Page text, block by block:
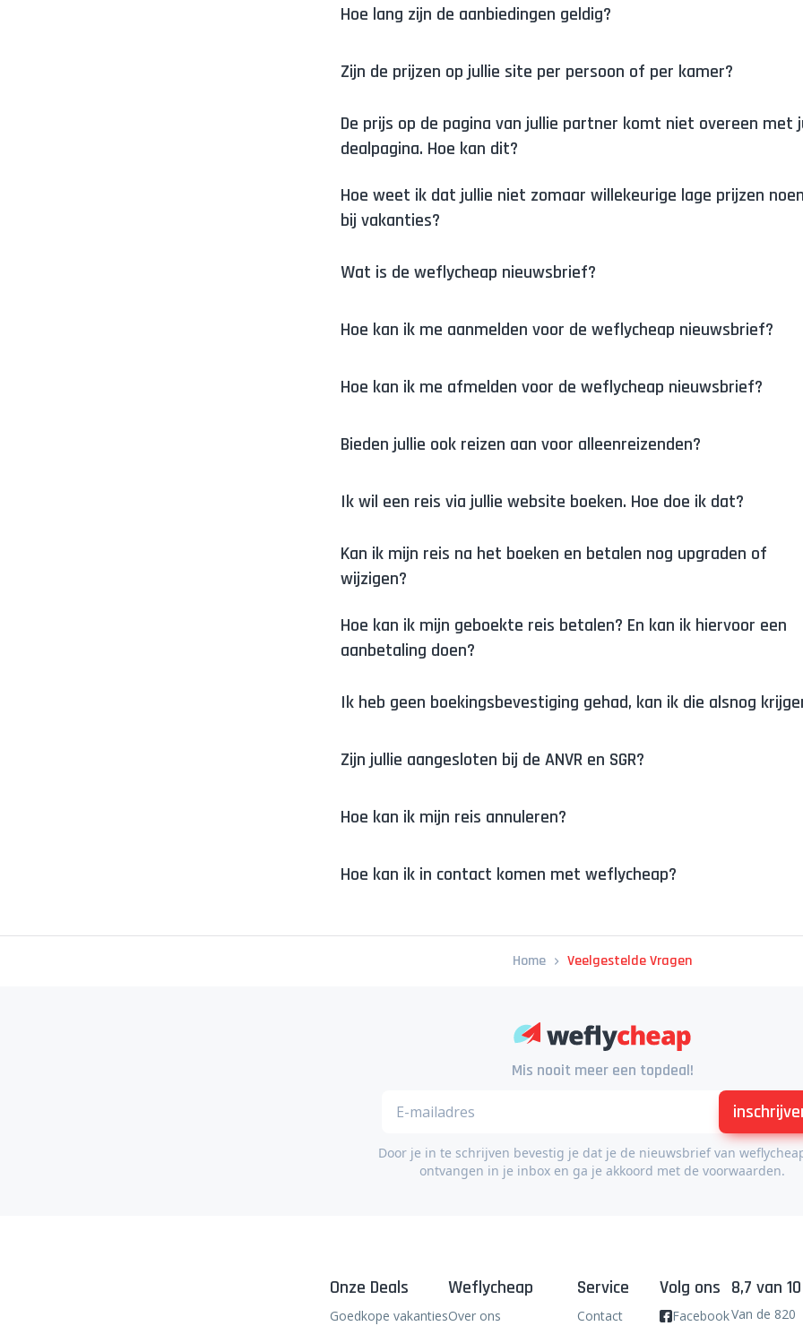
Hoe lang zijn de aanbiedingen geldig?
Zijn de prijzen op jullie site per persoon of per kamer?
De prijs op de pagina van jullie partner komt niet overeen met
dealpagina. Hoe kan dit?
Hoe weet ik dat jullie niet zomaar willekeurige lage prijzen
bij vakanties?
Wat is de weflycheap nieuwsbrief?
Hoe kan ik me aanmelden voor de weflycheap nieuwsbrief?
Hoe kan ik me afmelden voor de weflycheap nieuwsbrief?
Bieden jullie ook reizen aan voor alleenreizenden?
Ik wil een reis via jullie website boeken. Hoe doe ik dat?
Kan ik mijn reis na het boeken en betalen nog upgraden of
wijzigen?
Hoe kan ik mijn geboekte reis betalen? En kan ik hiervoor een
aanbetaling doen?
Ik heb geen boekingsbevestiging gehad, kan ik die alsnog
Zijn jullie aangesloten bij de ANVR en SGR?
Hoe kan ik mijn reis annuleren?
Hoe kan ik in contact komen met weflycheap?
Home Veelgestelde Vragen
Mis nooit meer een topdeal!
Door je in te schrijven bevestig je dat je de nieuwsbrief van
ontvangen in je inbox en ga je akkoord met de voorwaarden.
8,7 van 10
Van de 820
Onze Deals
Goedkope vakanties
Weflycheap
Over ons
Service
Contact
Volg ons
Facebook